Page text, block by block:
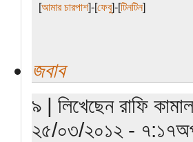
[আমার চারপাশ]-[ফেবু]-[টিনটিন]
জবাব
৯ | লিখেছেন রাফি
২৫/০৩/২০১২ -